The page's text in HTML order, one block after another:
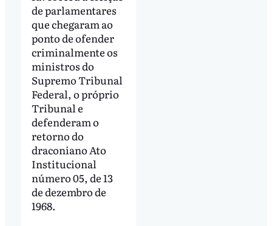
de parlamentares
que chegaram ao
ponto de ofender
criminalmente os
ministros do
Supremo Tribunal
Federal, o próprio
Tribunal e
defenderam o
retorno do
draconiano Ato
Institucional
número 05, de 13
de dezembro de
1968.